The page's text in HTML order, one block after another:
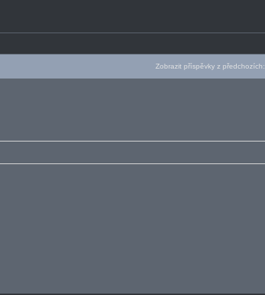
Zobrazit příspěvky z předchozích: